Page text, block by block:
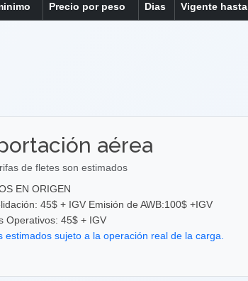
Precio por peso Dias Vigente hasta
aérea
de fletes son estimados
EN ORIGEN
45$ + IGV Emisión de AWB:100$ +IGV
Operativos: 45$ + IGV
estimados sujeto a la operación real de la carga.